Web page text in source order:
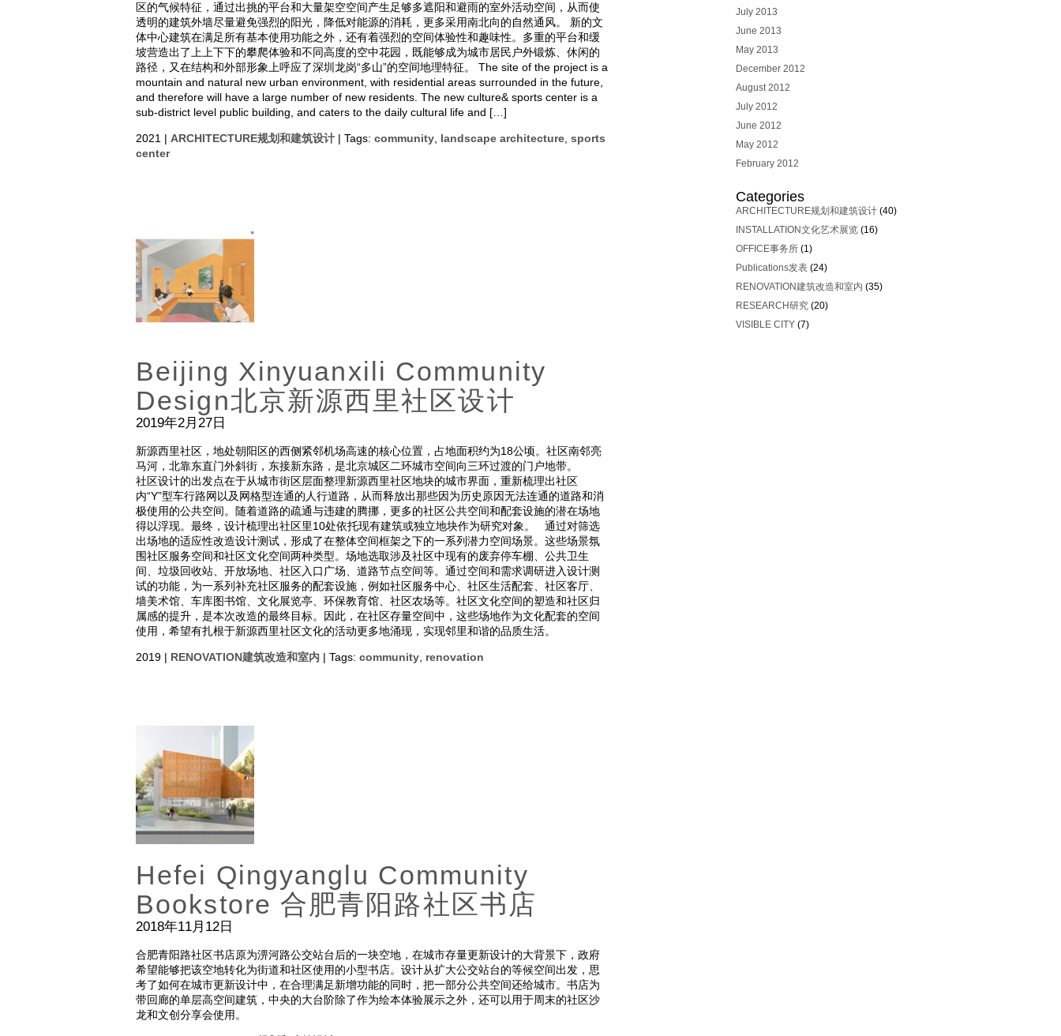
区的气候特征，通过出挑的平台和大量架空空间产生足够多遮阳和避雨的室外活动空间，从而使
透明的建筑外墙尽量避免强烈的阳光，降低对能源的消耗，更多采用南北向的自然通风。 新的文
体中心建筑在满足所有基本使用功能之外，还有着强烈的空间体验性和趣味性。多重的平台和缓
坡营造出了上上下下的攀爬体验和不同高度的空中花园，既能够成为城市居民户外锻炼、休闲的
路径，又在结构和外部形象上呼应了深圳龙岗“多山”的空间地理特征。 The site of the project is a
mountain and natural new urban environment, with residential areas surrounded in the future,
and therefore will have a large number of new residents. The new culture& sports center is a
sub-district level public building, and caters to the daily cultural life and […]
2021 | ARCHITECTURE规划和建筑设计 | Tags: community, landscape architecture, sports
center
Beijing Xinyuanxili Community
Design北京新源西里社区设计
2019年2月27日
新源西里社区，地处朝阳区的西侧紧邻机场高速的核心位置，占地面积约为18公顷。社区南邻亮
马河，北靠东直门外斜街，东接新东路，是北京城区二环城市空间向三环过渡的门户地带。
社区设计的出发点在于从城市街区层面整理新源西里社区地块的城市界面，重新梳理出社区
内“Y”型车行路网以及网格型连通的人行道路，从而释放出那些因为历史原因无法连通的道路和消
极使用的公共空间。随着道路的疏通与违建的腾挪，更多的社区公共空间和配套设施的潜在场地
得以浮现。最终，设计梳理出社区里10处依托现有建筑或独立地块作为研究对象。 通过对筛选
出场地的适应性改造设计测试，形成了在整体空间框架之下的一系列潜力空间场景。这些场景氛
围社区服务空间和社区文化空间两种类型。场地选取涉及社区中现有的废弃停车棚、公共卫生
间、垃圾回收站、开放场地、社区入口广场、道路节点空间等。通过空间和需求调研进入设计测
试的功能，为一系列补充社区服务的配套设施，例如社区服务中心、社区生活配套、社区客厅、
墙美术馆、车库图书馆、文化展览亭、环保教育馆、社区农场等。社区文化空间的塑造和社区归
属感的提升，是本次改造的最终目标。因此，在社区存量空间中，这些场地作为文化配套的空间
使用，希望有扎根于新源西里社区文化的活动更多地涌现，实现邻里和谐的品质生活。
2019 | RENOVATION建筑改造和室内 | Tags: community renovation
Hefei Qingyanglu Community
Bookstore 合肥青阳路社区书店
2018年11月12日
合肥青阳路社区书店原为淠河路公交站台后的一块空地，在城市存量更新设计的大背景下，政府
希望能够把该空地转化为街道和社区使用的小型书店。设计从扩大公交站台的等候空间出发，思
考了如何在城市更新设计中，在合理满足新增功能的同时，把一部分公共空间还给城市。书店为
带回廊的单层高空间建筑，中央的大台阶除了作为绘本体验展示之外，还可以用于周末的社区沙
龙和文创分享会使用。
July 2013
June 2013
May 2013
December 2012
August 2012
July 2012
June 2012
May 2012
February 2012
Categories
ARCHITECTURE规划和建筑设计 (40)
INSTALLATION文化艺术展览 (16)
OFFICE事务所 (1)
Publications发表 (24)
RENOVATION建筑改造和室内 (35)
RESEARCH研究 (20)
VISIBLE CITY (7)